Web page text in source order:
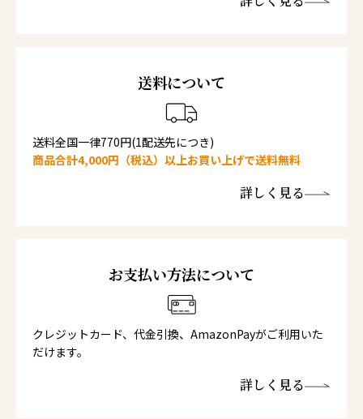
送料について
送料全国一律770円(1配送先につき)
商品合計4,000円（税込）以上お買い上げで送料無料
詳しく見る
お支払い方法について
クレジットカード、代金引換、AmazonPayがご利用いた
だけます。
詳しく見る